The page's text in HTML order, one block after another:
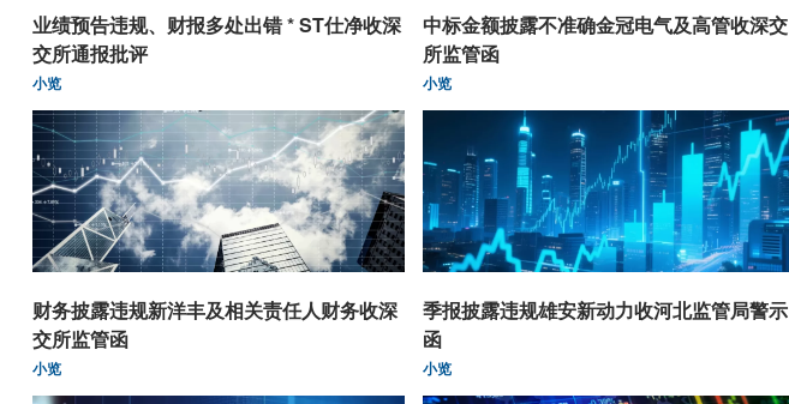
业绩预告违规、财报多处出错 * ST仕净收深
交所通报批评
小览
中标金额披露不准确金冠电气及高管收深交
所监管函
小览
财务披露违规新洋丰及相关责任人财务收深
交所监管函
小览
季报披露违规雄安新动力收河北监管局警示
函
小览